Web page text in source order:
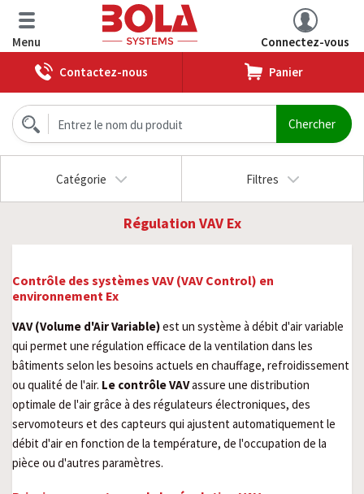
Menu
Connectez-vous
Contactez-nous
Panier
Catégorie Filtres
Régulation VAV Ex
Contrôle des systèmes VAV (VAV Control) en
environnement Ex
VAV (Volume d'Air Variable)est un système à débit d'air variable
qui permet une régulation efficace de la ventilation dans les
bâtiments selon les besoins actuels en chauffage, refroidissement
ou qualité de l'air. Le contrôle VAVassure une distribution
optimale de l'air grâce à des régulateurs électroniques, des
servomoteurs et des capteurs qui ajustent automatiquement le
débit d'air en fonction de la température, de l'occupation de la
pièce ou d'autres paramètres.